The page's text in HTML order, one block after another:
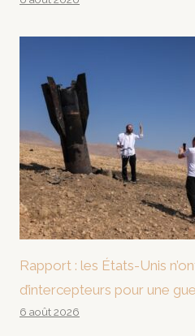
Rapport : les États-Unis
d’intercepteurs pour une
6 août 2026